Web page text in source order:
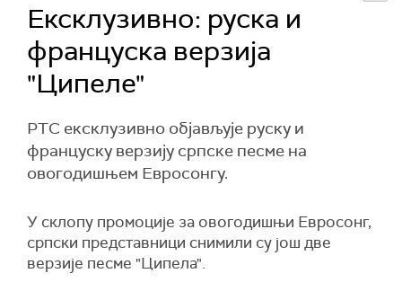
Ексклузивно: руска и
француска верзија
"Ципеле"
РТС ексклузивно објављује руску и
француску верзију српске песме на
овогодишњем Евросонгу.
У склопу промоције за овогодишњи Евросонг,
српски представници снимили су још две
верзије песме "Ципела".